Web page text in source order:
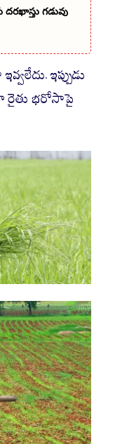
గడువు
ఇప్పుడు
భరోసాపై